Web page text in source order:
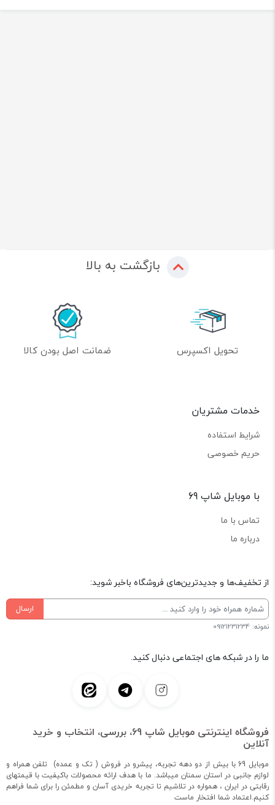
بازگشت به بالا
تحویل اکسپرس ضمانت اصل بودن کالا
خدمات مشتریان
شرایط استفاده
حریم خصوصی
با موبایل شاپ 69
تماس با ما
درباره ما
از تخفیف‌ها و جدیدترین‌های فروشگاه باخبر شوید:
ارسال
نمونه: 09121231234
ما را در شبکه های اجتماعی دنبال کنید.
فروشگاه اینترنتی موبایل شاپ 69، بررسی، انتخاب و خرید
آنلاین
موبایل 69 با بیش از دو دهه تجربه، پیشرو در فروش ( تک و عمده) تلفن همراه و
لوازم جانبی در استان سمنان میباشد. ما با هدف ارائه محصولات باکیفیت با قیمتهای
رقابتی در ایران ، همواره در تلاشیم تا تجربه خریدی آسان و مطمئن را برای شما فراهم
کنیم.اعتماد شما افتخار ماست